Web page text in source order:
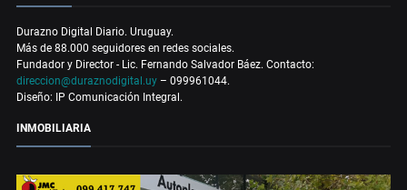
Durazno Digital Diario. Uruguay.
Más de 88.000 seguidores en redes sociales.
Fundador y Director - Lic. Fernando Salvador Báez. Contacto:
direccion@duraznodigital.uy – 099961044.
Diseño: IP Comunicación Integral.
INMOBILIARIA